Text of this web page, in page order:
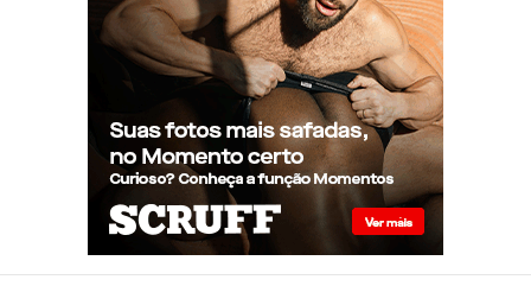
Gay de 62 anos relembra
quando, aos 15, foi garoto de
programa por quatro meses
sem saber: “Idiotice da minha
parte”